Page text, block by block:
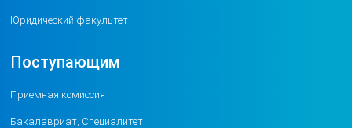
Юридический факультет
Поступающим
Приемная комиссия
Бакалавриат, Специалитет